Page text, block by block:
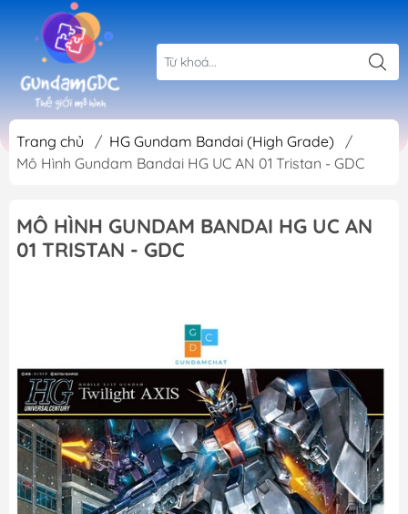
Trang chủ / HG Gundam Bandai (High Grade)
/
Mô Hình Gundam Bandai HG UC AN 01 Tristan - GDC
MÔ HÌNH GUNDAM BANDAI HG UC AN
01 TRISTAN - GDC